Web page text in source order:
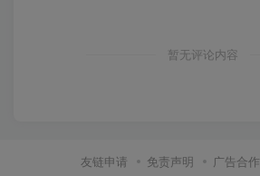
暂无评论内容
友链申请 免责声明 广告合作